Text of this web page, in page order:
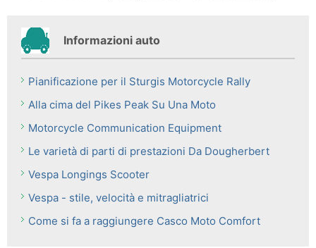
Informazioni auto
Pianificazione per il Sturgis Motorcycle Rally
Alla cima del Pikes Peak Su Una Moto
Motorcycle Communication Equipment
Le varietà di parti di prestazioni Da Dougherbert
Vespa Longings Scooter
Vespa - stile, velocità e mitragliatrici
Come si fa a raggiungere Casco Moto Comfort